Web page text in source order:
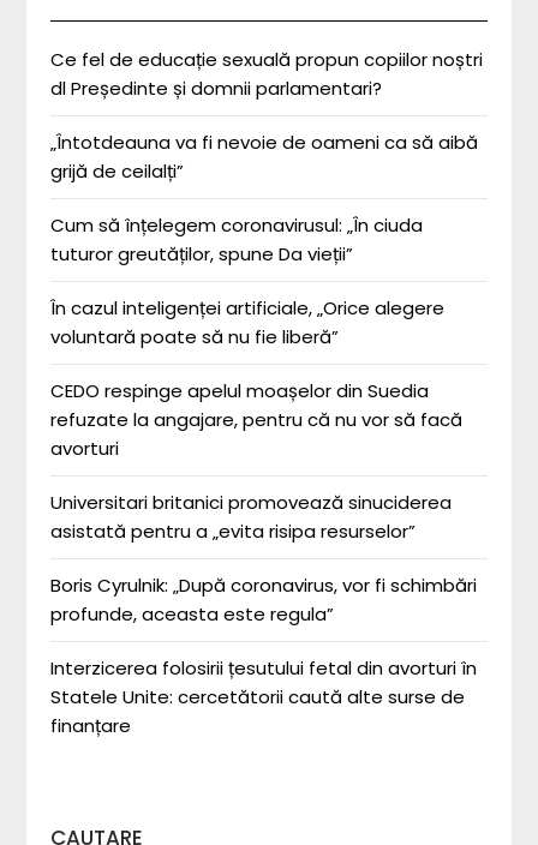
Ce fel de educație sexuală propun copiilor noștri
dl Președinte și domnii parlamentari?
„Întotdeauna va fi nevoie de oameni ca să aibă
grijă de ceilalți”
Cum să înțelegem coronavirusul: „În ciuda
tuturor greutăților, spune Da vieții”
În cazul inteligenței artificiale, „Orice alegere
voluntară poate să nu fie liberă”
CEDO respinge apelul moașelor din Suedia
refuzate la angajare, pentru că nu vor să facă
avorturi
Universitari britanici promovează sinuciderea
asistată pentru a „evita risipa resurselor”
Boris Cyrulnik: „După coronavirus, vor fi schimbări
profunde, aceasta este regula”
Interzicerea folosirii țesutului fetal din avorturi în
Statele Unite: cercetătorii caută alte surse de
finanțare
CAUTARE